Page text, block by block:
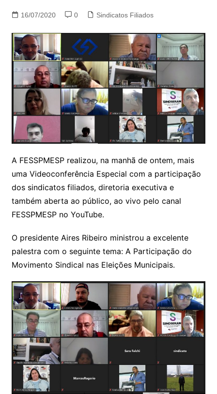
16/07/2020 0 Sindicatos Filiados
A FESSPMESP realizou, na manhã de ontem, mais
uma Videoconferência Especial com a participação
dos sindicatos filiados, diretoria executiva e
também aberta ao público, ao vivo pelo canal
FESSPMESP no YouTube.
O presidente Aires Ribeiro ministrou a excelente
palestra com o seguinte tema: A Participação do
Movimento Sindical nas Eleições Municipais.